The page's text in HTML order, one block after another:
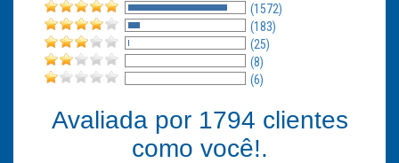
(1572)
(183)
(25)
(8)
(6)
Avaliada por 1794 clientes
como você!.